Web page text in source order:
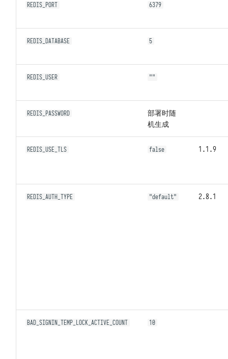
REDIS_PORT 6379
REDIS_DATABASE 5
REDIS_USER ""
REDIS_PASSWORD
部署时随
机生成
REDIS_USE_TLS false 1.1.9
REDIS_AUTH_TYPE "default" 2.8.1
BAD_SIGNIN_TEMP_LOCK_ACTIVE_COUNT 10